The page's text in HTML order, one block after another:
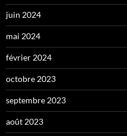
juin 2024
mai 2024
février 2024
octobre 2023
septembre 2023
août 2023